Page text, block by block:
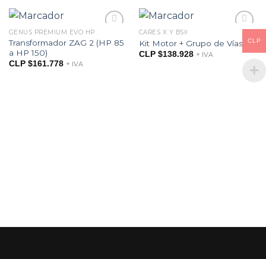
GENUS PREMIUM EVO HP
Transformador ZAG 2 (HP 85
a HP 150)
CLP $161.778 + IVA
CARES X Y BSII
Kit Motor + Grupo de Vías
CLP $138.928 + IVA
CLP